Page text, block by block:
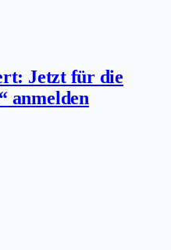
Jetzt für die
anmelden